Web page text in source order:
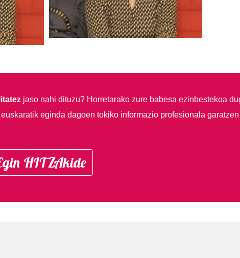
jaso nahi dituzu? Horretarako zure babesa ezinbestekoa
eginda dagoen tokiko informazio profesionala
HITZAkide